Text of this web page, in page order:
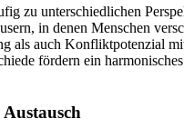
zu unterschiedlichen
in denen Menschen
als auch Konfliktpotenzial
fördern ein